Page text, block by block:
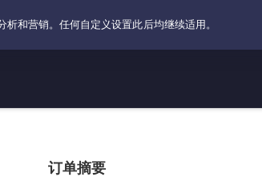
订单摘要